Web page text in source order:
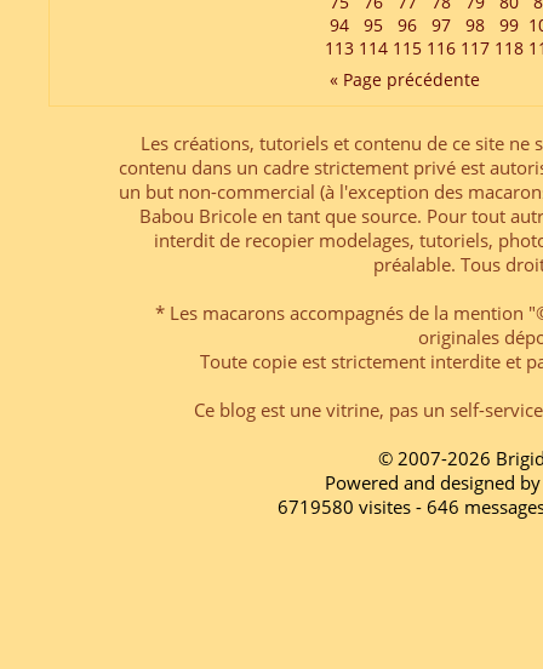
94
95 96 97 98 99
113 114 115 116 117 118
« Page précédente
Les créations, tutoriels et contenu de ce site
contenu dans un cadre strictement privé est
un but non-commercial (à l'exception des
Babou Bricole en tant que source. Pour tout
interdit de recopier modelages, tutoriels,
préalable. Tous
* Les macarons accompagnés de la mention
originales
Toute copie est strictement interdite et
Ce blog est une vitrine, pas un self-
© 2007-2026
Powered and designed
6719580 visites - 646